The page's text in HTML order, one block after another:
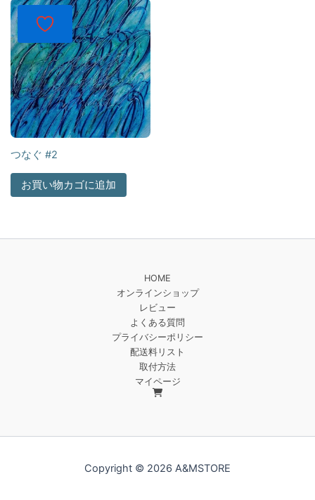
つなぐ #2
お買い物カゴに追加
HOME
オンラインショップ
レビュー
よくある質問
プライバシーポリシー
配送料リスト
取付方法
マイページ
Copyright © 2026 A&MSTORE